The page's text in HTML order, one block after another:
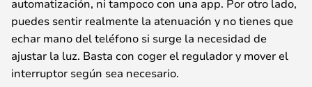
puedes sentir realmente la atenuación y no tienes que
echar mano del teléfono si surge la necesidad de
ajustar la luz. Basta con coger el regulador y mover el
interruptor según sea necesario.